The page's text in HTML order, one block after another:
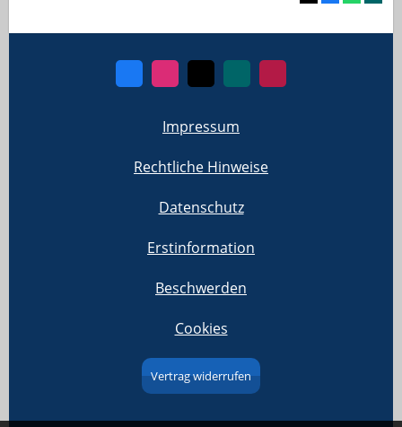
Impressum
Rechtliche Hinweise
Datenschutz
Erstinformation
Beschwerden
Cookies
Vertrag widerrufen